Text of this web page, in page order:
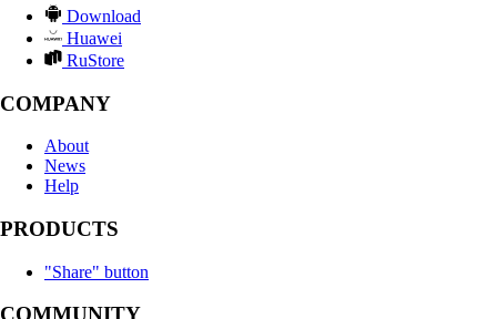
Download
Huawei
RuStore
COMPANY
About
News
Help
PRODUCTS
"Share" button